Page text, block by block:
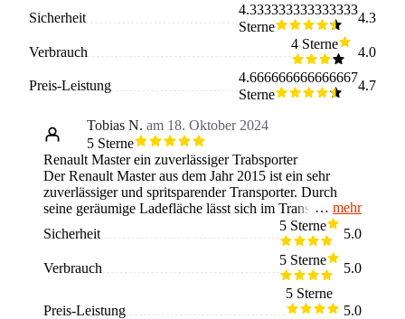
Sicherheit
4.333333333333333
Sterne
4.3
Verbrauch
4 Sterne
4.0
Preis-Leistung
4.666666666666667
Sterne
4.7
Tobias N. am 18. Oktober 2024
5 Sterne
Renault Master ein zuverlässiger Trabsporter
Der Renault Master aus dem Jahr 2015 ist ein sehr
zuverlässiger und spritsparender Transporter. Durch
seine geräumige Ladefläche lässt sich im Transporter
sehr viel verstauen und sorgt daher für ein optimales
Arbeitsfahrzeug. Die Leistung des Fahrzeug ist in
Ordnung und auch der Komfort im Fahrzeug sowie die
zu Verfügung stehenden Sonderausstattung machen den
Transporter zu einem absoluten Vielfahrer-Auto.
mehr
Sicherheit
5 Sterne
5.0
Verbrauch
5 Sterne
5.0
Preis-Leistung
5 Sterne
5.0